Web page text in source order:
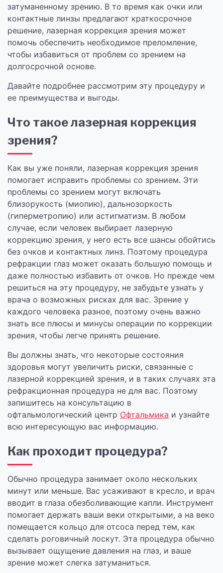
затуманенному зрению. В то время как очки или
контактные линзы предлагают краткосрочное
решение, лазерная коррекция зрения может
помочь обеспечить необходимое преломление,
чтобы избавиться от проблем со зрением на
долгосрочной основе.
Давайте подробнее рассмотрим эту процедуру и
ее преимущества и выгоды.
Что такое лазерная коррекция
зрения?
Как вы уже поняли, лазерная коррекция зрения
помогает исправить проблемы со зрением. Эти
проблемы со зрением могут включать
близорукость (миопию), дальнозоркость
(гиперметропию) или астигматизм. В любом
случае, если человек выбирает лазерную
коррекцию зрения, у него есть все шансы обойтись
без очков и контактных линз. Поэтому процедура
рефракции глаз может оказать большую помощь и
даже полностью избавить от очков. Но прежде чем
решиться на эту процедуру, не забудьте узнать у
врача о возможных рисках для вас. Зрение у
каждого человека разное, поэтому очень важно
знать все плюсы и минусы операции по коррекции
зрения, чтобы легче принять решение.
Вы должны знать, что некоторые состояния
здоровья могут увеличить риски, связанные с
лазерной коррекцией зрения, и в таких случаях эта
рефракционная процедура не для вас. Поэтому
запишитесь на консультацию в
офтальмологический центр Офтальмика и узнайте
всю интересующую вас информацию.
Как проходит процедура?
Обычно процедура занимает около нескольких
минут или меньше. Вас усаживают в кресло, и врач
вводит в глаза обезболивающие капли. Инструмент
помогает держать ваши веки открытыми, а на веко
помещается кольцо для отсоса перед тем, как
сделать роговичный лоскут. Эта процедура обычно
вызывает ощущение давления на глаз, и ваше
зрение может слегка затуманиться.